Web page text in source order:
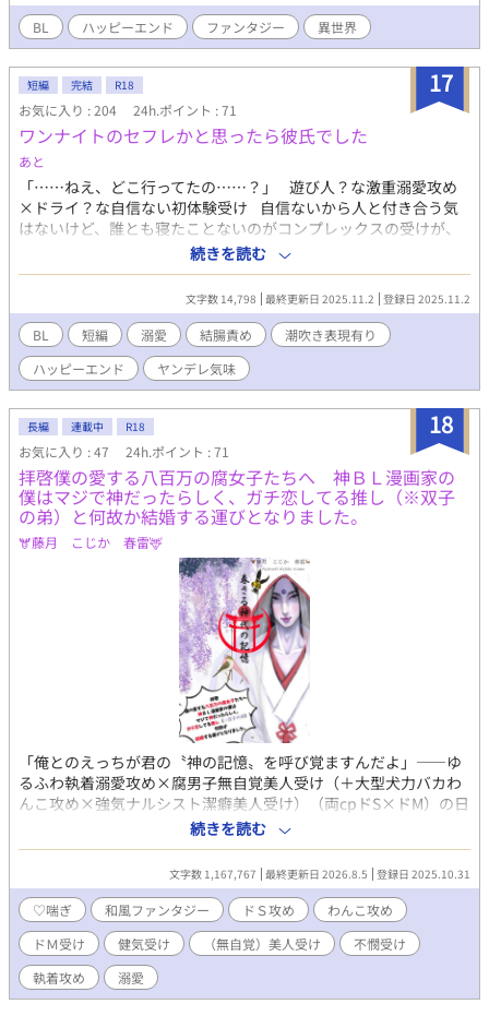
BL ハッピーエンド ファンタジー 異世界
17
短編 完結 R18
お気に入り : 204 24h.ポイント : 71
ワンナイトのセフレかと思ったら彼氏でした
あと
「……ねえ、どこ行ってたの……？」 遊び人？な激重溺愛攻め
×ドライ？な自信ない初体験受け 自信ないから人と付き合う気
はないけど、誰とも寝たことないのがコンプレックスの受けが、
遊んでそうな軽そうな攻めとマチアプでワンナイトをして、セフ
レになったらと思ったら溺愛してきて好きなりそうで…？話で
す。 攻めは恋人になったと思ってるけど、受けはセフレだと思っ
てるすれ違いものです。 潮吹き結腸責めもありです。ちょい淫語
もありです。 攻め: 樋山拓人 受け: 住野海 攻めがヤンデレ傾向
ありです。ストーカー要素もあります。 誤字脱字はサイレント
修正します。 また、内容もサイレント修正する時もあります。
定期的にタグも整理します。 批判・中傷コメントはお控えくだ
さい。 見つけ次第削除いたします。
続きを読む
文字数 14,798 最終更新日 2025.11.2 登録日 2025.11.2
BL 短編 溺愛 結腸責め
潮吹き表現有り
ハッピーエンド
ヤンデレ気味
18
長編 連載中 R18
お気に入り : 47 24h.ポイント : 71
拝啓僕の愛する八百万の腐女子たちへ 神ＢＬ漫画家の
僕はマジで神だったらしく、ガチ恋してる推し（※双子
の弟）と何故か結婚する運びとなりました。
🫎藤月 こじか 春雷🦌
「俺とのえっちが君の〝神の記憶〟を呼び覚ますんだよ」――ゆ
るふわ執着溺愛攻め×腐男子無自覚美人受け（＋大型犬力バカわ
んこ攻め×強気ナルシスト潔癖美人受け）（両cpドS×ドM）の日
本神話BL！ 【日本神話をよく知らない方でも楽しくお読み頂ける
ように心がけて書いておりますので、どうぞお気軽に！】 正式タ
イトル『春さる神代の記憶 〜 拝啓僕の愛する八百万の腐女子たち
へ 神ＢＬ漫画家の僕はマジで神だったらしく、ガチ恋してる推
し（※双子の弟）と何故か結婚する運びとなりました。 〜』 ※文
字数制限で全タイトル記載できないので、より多くの方にお手に
取っていただくため、ちょっとずるいですが、内容をよく表した
副題のほうをタイトルにしています。ご了承くださいますと幸い
です。 【あらすじ】 『今は恋人はいないけど、そろそろ結婚はす
続きを読む
文字数 1,167,767 最終更新日 2026.8.5 登録日 2025.10.31
♡喘ぎ 和風ファンタジー ドＳ攻め
わんこ攻め
ドＭ受け
健気受け （無自覚）美人受け
不憫受け
執着攻め
溺愛